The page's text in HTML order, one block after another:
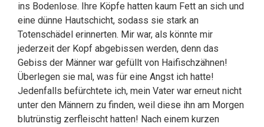
ins Bodenlose. Ihre Köpfe hatten kaum Fett an sich und
eine dünne Hautschicht, sodass sie stark an
Totenschädel erinnerten. Mir war, als könnte mir
jederzeit der Kopf abgebissen werden, denn das
Gebiss der Männer war gefüllt von Haifischzähnen!
Überlegen sie mal, was für eine Angst ich hatte!
Jedenfalls befürchtete ich, mein Vater war erneut nicht
unter den Männern zu finden, weil diese ihn am Morgen
blutrünstig zerfleischt hatten! Nach einem kurzen